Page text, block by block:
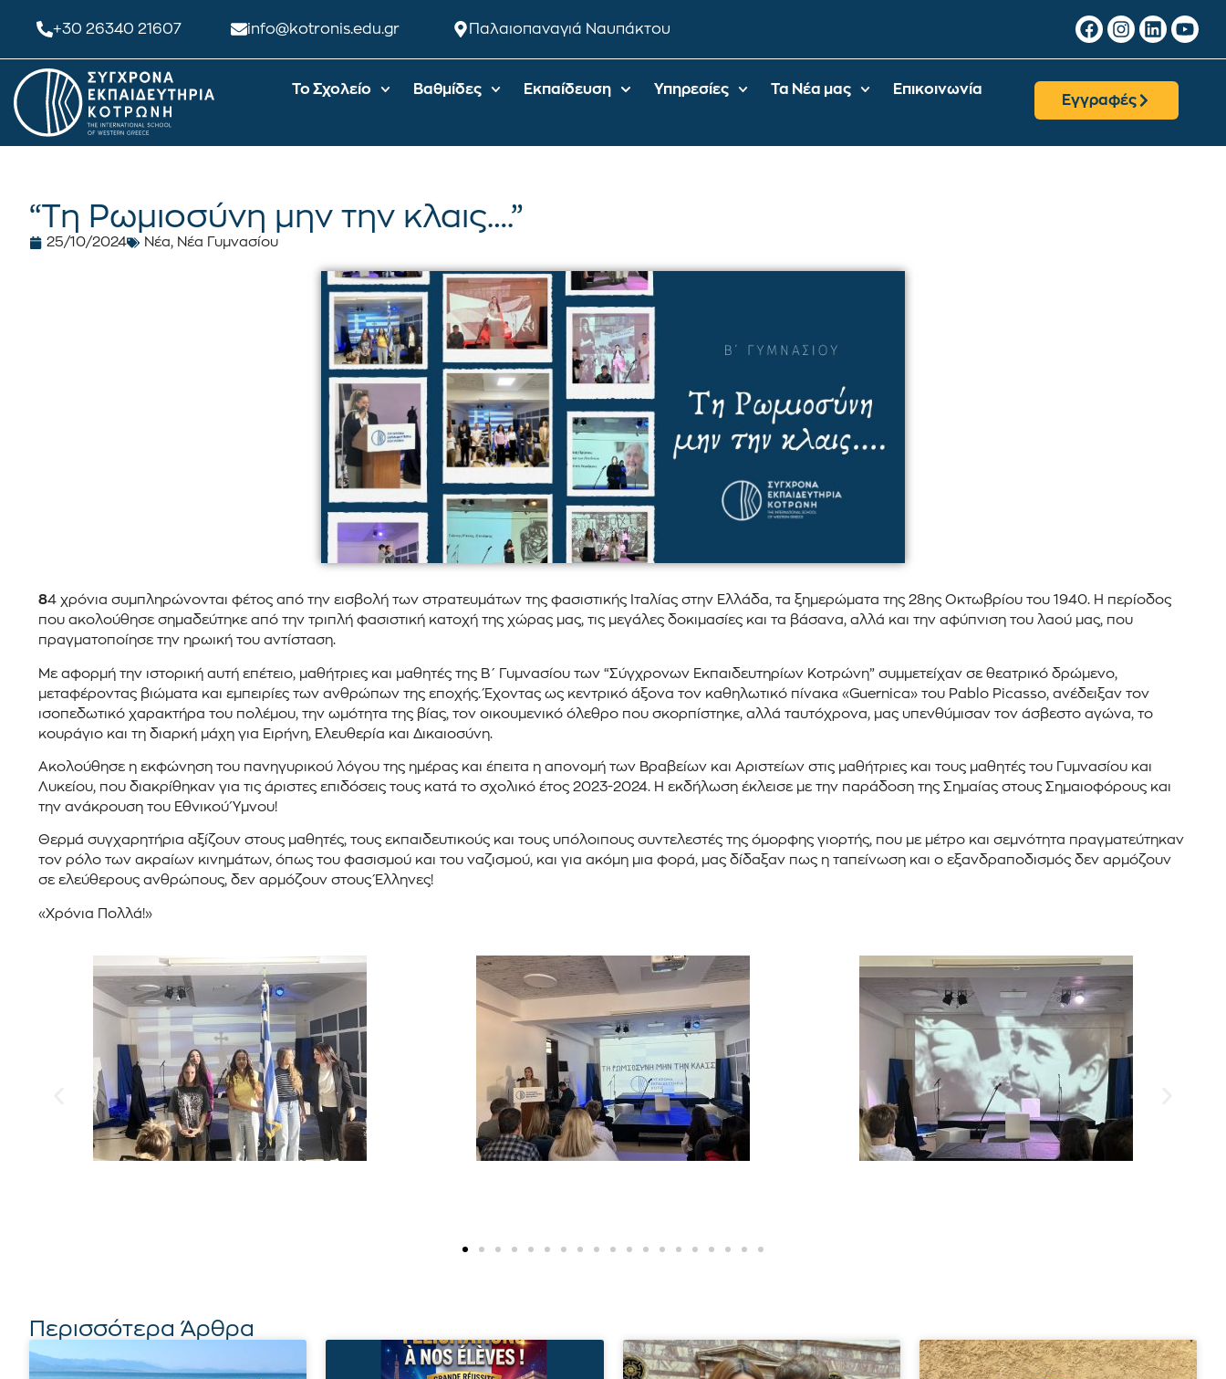
+30 26340 21607 info@kotronis.edu.gr Παλαιοπαναγιά Ναυπάκτου
Το Σχολείο Βαθμίδες Εκπαίδευση Υπηρεσίες Τα Νέα μας Επικοινωνία
Εγγραφές
“Τη Ρωμιοσύνη μην την κλαις….”
25/10/2024 Νέα, Νέα Γυμνασίου
84 χρόνια συμπληρώνονται φέτος από την εισβολή των στρατευμάτων της φασιστικής Ιταλίας στην Ελλάδα, τα ξημερώματα της 28ης Οκτωβρίου του 1940. Η περίοδος
που ακολούθησε σημαδεύτηκε από την τριπλή φασιστική κατοχή της χώρας μας, τις μεγάλες δοκιμασίες και τα βάσανα, αλλά και την αφύπνιση του λαού μας, που
πραγματοποίησε την ηρωική του αντίσταση.
Με αφορμή την ιστορική αυτή επέτειο, μαθήτριες και μαθητές της Β΄ Γυμνασίου των “Σύγχρονων Εκπαιδευτηρίων Κοτρώνη” συμμετείχαν σε θεατρικό δρώμενο,
μεταφέροντας βιώματα και εμπειρίες των ανθρώπων της εποχής. Έχοντας ως κεντρικό άξoνα τον καθηλωτικό πίνακα «Guernica» του Pablo Picasso, ανέδειξαν τον
ισοπεδωτικό χαρακτήρα του πολέμου, την ωμότητα της βίας, τον οικουμενικό όλεθρο που σκορπίστηκε, αλλά ταυτόχρονα, μας υπενθύμισαν τον άσβεστο αγώνα, το
κουράγιο και τη διαρκή μάχη για Ειρήνη, Ελευθερία και Δικαιοσύνη.
Ακολούθησε η εκφώνηση του πανηγυρικού λόγου της ημέρας και έπειτα η απονομή των Βραβείων και Αριστείων στις μαθήτριες και τους μαθητές του Γυμνασίου και
Λυκείου, που διακρίθηκαν για τις άριστες επιδόσεις τους κατά το σχολικό έτος 2023-2024. Η εκδήλωση έκλεισε με την παράδοση της Σημαίας στους Σημαιοφόρους και
την ανάκρουση του Εθνικού Ύμνου!
Θερμά συγχαρητήρια αξίζουν στους μαθητές, τους εκπαιδευτικούς και τους υπόλοιπους συντελεστές της όμορφης γιορτής, που με μέτρο και σεμνότητα πραγματεύτηκαν
τον ρόλο των ακραίων κινημάτων, όπως του φασισμού και του ναζισμού, και για ακόμη μια φορά, μας δίδαξαν πως η ταπείνωση και ο εξανδραποδισμός δεν αρμόζουν
σε ελεύθερους ανθρώπους, δεν αρμόζουν στους Έλληνες!
«Χρόνια Πολλά!»
Περισσότερα Άρθρα